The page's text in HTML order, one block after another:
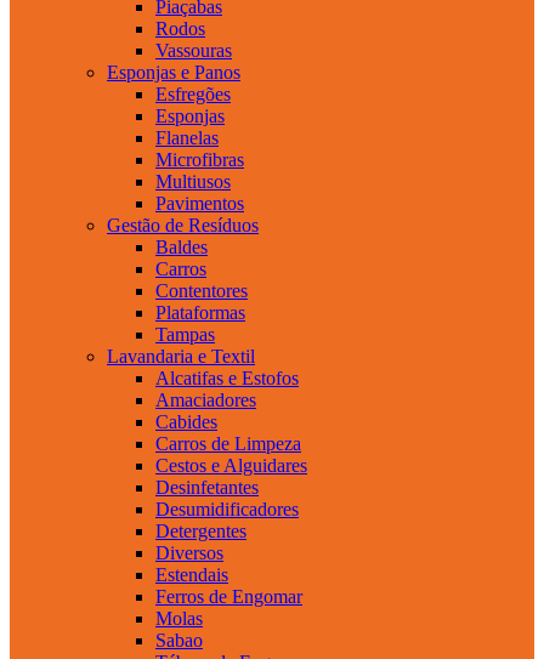
Piaçabas
Rodos
Vassouras
Esponjas e Panos
Esfregões
Esponjas
Flanelas
Microfibras
Multiusos
Pavimentos
Gestão de Resíduos
Baldes
Carros
Contentores
Plataformas
Tampas
Lavandaria e Textil
Alcatifas e Estofos
Amaciadores
Cabides
Carros de Limpeza
Cestos e Alguidares
Desinfetantes
Desumidificadores
Detergentes
Diversos
Estendais
Ferros de Engomar
Molas
Sabao